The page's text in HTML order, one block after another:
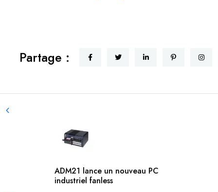
Partage :
ADM21 lance un nouveau PC
industriel fanless